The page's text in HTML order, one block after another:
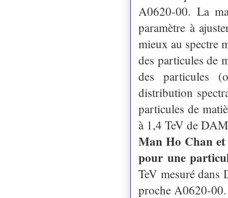
A0620-00. La
paramètre à
mieux au spectre
des particules de
des particules
distribution
particules de
à 1,4 TeV de
Man Ho Chan et
pour une
TeV mesuré
proche A0620-00.